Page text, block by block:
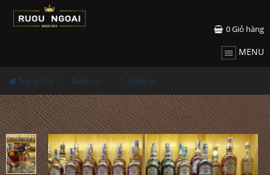
0Giỏ hàng
MENU
Trang chủ Rượu Johnnie walker Rượu John Walker & Sons - King George V Hộp Quà Tết 2022